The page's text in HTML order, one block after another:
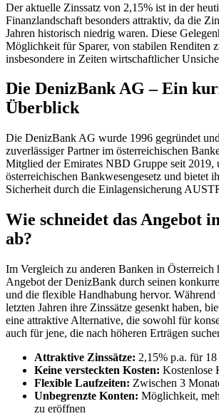
Der aktuelle Zinssatz von 2,15% ist in der
Finanzlandschaft besonders attraktiv, da die
Jahren historisch niedrig waren. Diese
Möglichkeit für Sparer, von stabilen Renditen
insbesondere in Zeiten wirtschaftlicher
Die DenizBank AG – Ein
Überblick
Die DenizBank AG wurde 1996 gegründet
zuverlässiger Partner im österreichischen
Mitglied der Emirates NBD Gruppe seit 2019,
österreichischen Bankwesengesetz und bietet
Sicherheit durch die Einlagensicherung
Wie schneidet das Angebot
ab?
Im Vergleich zu anderen Banken in Österreich
Angebot der DenizBank durch seinen
und die flexible Handhabung hervor.
letzten Jahren ihre Zinssätze gesenkt haben,
eine attraktive Alternative, die sowohl für
auch für jene, die nach höheren Erträgen
Attraktive Zinssätze: 2,15% p.a. für
Keine versteckten Kosten: Kostenlose
Flexible Laufzeiten: Zwischen 3
Unbegrenzte Konten: Möglichkeit,
zu eröffnen